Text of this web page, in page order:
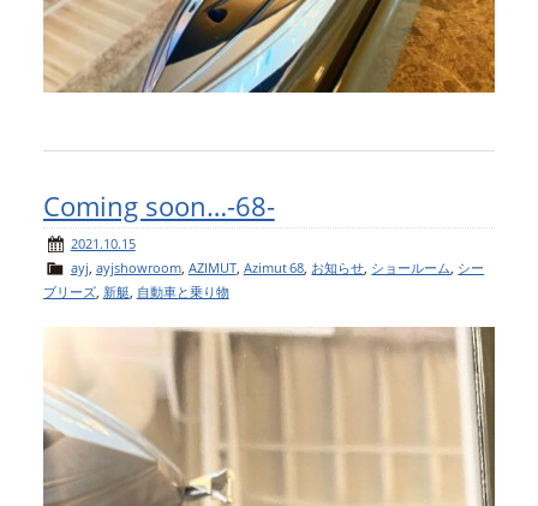
Coming soon…-68-
2021.10.15
ayj ayjshowroom, AZIMUT, Azimut 68 お知らせ ショールーム シー
ブリーズ, 新艇 自動車と乗り物